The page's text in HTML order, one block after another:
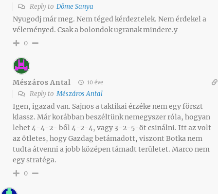
Reply to Döme Sanya
Nyugodj már meg. Nem téged kérdeztelek. Nem érdekel a
véleményed. Csak a bolondok ugranak mindere.y
0
Mészáros Antal 10 éve
Reply toMészáros Antal
Igen, igazad van. Sajnos a taktikai érzéke nem egy förszt
klassz. Már korábban beszéltünk nemegyszer róla, hogyan
lehet 4-4-2- ből 4-2-4, vagy 3-2-5-öt csinálni. Itt az volt
az ötletes, hogy Gazdag betámadott, viszont Botka nem
tudta átvenni a jobb középen támadt területet. Marco nem
egy stratéga.
0